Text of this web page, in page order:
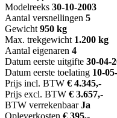
Modelreeks 30-10-2003
Aantal versnellingen 5
Gewicht 950 kg
Max. trekgewicht 1.200 kg
Aantal eigenaren 4
Datum eerste uitgifte 30-04-
Datum eerste toelating 10-
Prijs incl. BTW € 4.345,-
Prijs excl. BTW € 3.657,-
BTW verrekenbaar Ja